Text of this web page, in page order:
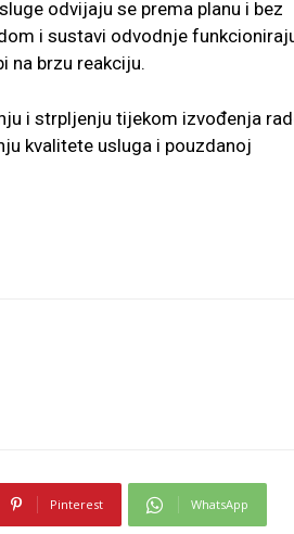
odvijaju se prema planu i bez
i sustavi odvodnje
na brzu reakciju.
i strpljenju tijekom izvođenja
kvalitete usluga i pouzdanoj
Pinterest WhatsApp